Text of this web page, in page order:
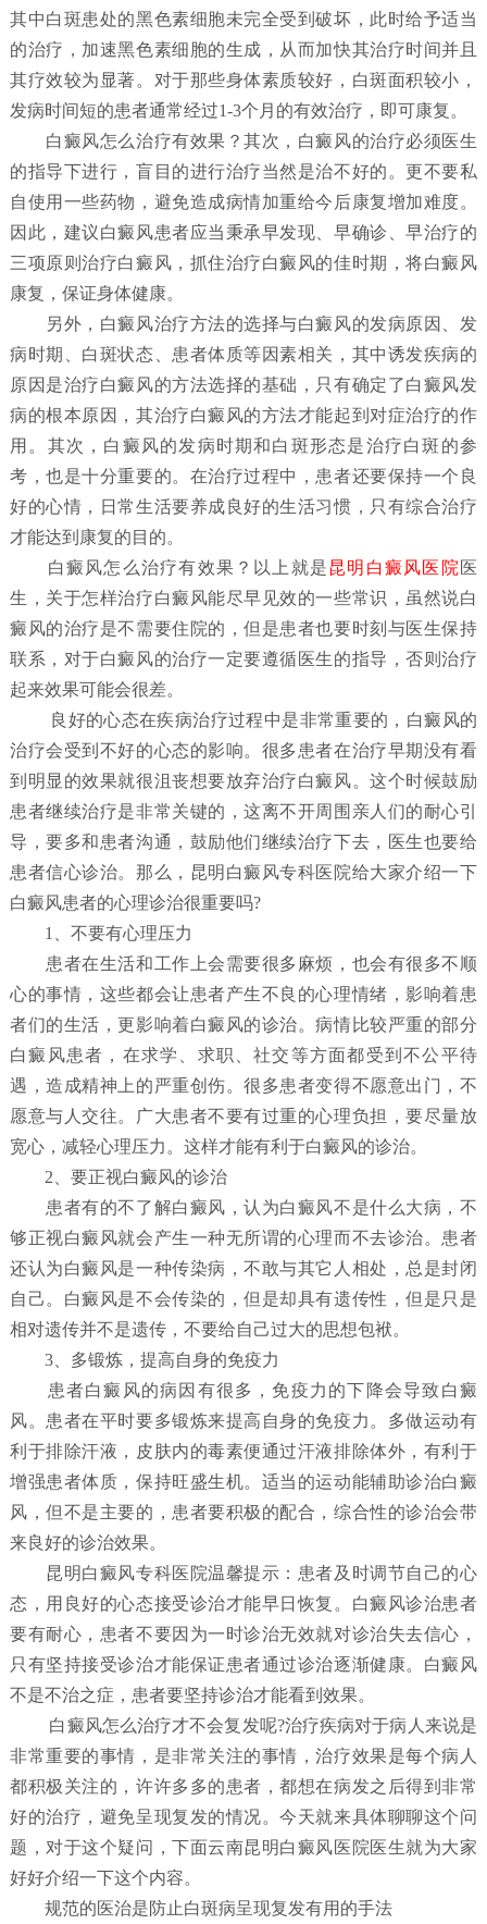
其中白斑患处的黑色素细胞未完全受到破坏，此时给予适当
的治疗，加速黑色素细胞的生成，从而加快其治疗时间并且
其疗效较为显著。对于那些身体素质较好，白斑面积较小，
发病时间短的患者通常经过1-3个月的有效治疗，即可康复。
白癜风怎么治疗有效果？其次，白癜风的治疗必须医生
的指导下进行，盲目的进行治疗当然是治不好的。更不要私
自使用一些药物，避免造成病情加重给今后康复增加难度。
因此，建议白癜风患者应当秉承早发现、早确诊、早治疗的
三项原则治疗白癜风，抓住治疗白癜风的佳时期，将白癜风
康复，保证身体健康。
另外，白癜风治疗方法的选择与白癜风的发病原因、发
病时期、白斑状态、患者体质等因素相关，其中诱发疾病的
原因是治疗白癜风的方法选择的基础，只有确定了白癜风发
病的根本原因，其治疗白癜风的方法才能起到对症治疗的作
用。其次，白癜风的发病时期和白斑形态是治疗白斑的参
考，也是十分重要的。在治疗过程中，患者还要保持一个良
好的心情，日常生活要养成良好的生活习惯，只有综合治疗
才能达到康复的目的。
白癜风怎么治疗有效果？ 以上就是昆明白癜风医院 医
生，关于怎样治疗白癜风能尽早见效的一些常识，虽然说白
癜风的治疗是不需要住院的，但是患者也要时刻与医生保持
联系，对于白癜风的治疗一定要遵循医生的指导，否则治疗
起来效果可能会很差。
良好的心态在疾病治疗过程中是非常重要的，白癜风的
治疗会受到不好的心态的影响。很多患者在治疗早期没有看
到明显的效果就很沮丧想要放弃治疗白癜风。这个时候鼓励
患者继续治疗是非常关键的，这离不开周围亲人们的耐心引
导，要多和患者沟通，鼓励他们继续治疗下去，医生也要给
患者信心诊治。那么，昆明白癜风专科医院给大家介绍一下
白癜风患者的心理诊治很重要吗?
1、不要有心理压力
患者在生活和工作上会需要很多麻烦，也会有很多不顺
心的事情，这些都会让患者产生不良的心理情绪，影响着患
者们的生活，更影响着白癜风的诊治。病情比较严重的部分
白癜风患者，在求学、求职、社交等方面都受到不公平待
遇，造成精神上的严重创伤。很多患者变得不愿意出门，不
愿意与人交往。广大患者不要有过重的心理负担，要尽量放
宽心，减轻心理压力。这样才能有利于白癜风的诊治。
2、要正视白癜风的诊治
患者有的不了解白癜风，认为白癜风不是什么大病，不
够正视白癜风就会产生一种无所谓的心理而不去诊治。患者
还认为白癜风是一种传染病，不敢与其它人相处，总是封闭
自己。白癜风是不会传染的，但是却具有遗传性，但是只是
相对遗传并不是遗传，不要给自己过大的思想包袱。
3、多锻炼，提高自身的免疫力
患者白癜风的病因有很多，免疫力的下降会导致白癜
风。患者在平时要多锻炼来提高自身的免疫力。多做运动有
利于排除汗液，皮肤内的毒素便通过汗液排除体外，有利于
增强患者体质，保持旺盛生机。适当的运动能辅助诊治白癜
风，但不是主要的，患者要积极的配合，综合性的诊治会带
来良好的诊治效果。
昆明白癜风专科医院温馨提示：患者及时调节自己的心
态，用良好的心态接受诊治才能早日恢复。白癜风诊治患者
要有耐心，患者不要因为一时诊治无效就对诊治失去信心，
只有坚持接受诊治才能保证患者通过诊治逐渐健康。白癜风
不是不治之症，患者要坚持诊治才能看到效果。
白癜风怎么治疗才不会复发呢?治疗疾病对于病人来说是
非常重要的事情，是非常关注的事情，治疗效果是每个病人
都积极关注的，许许多多的患者，都想在病发之后得到非常
好的治疗，避免呈现复发的情况。今天就来具体聊聊这个问
题，对于这个疑问，下面云南昆明白癜风医院医生就为大家
好好介绍一下这个内容。
规范的医治是防止白斑病呈现复发有用的手法